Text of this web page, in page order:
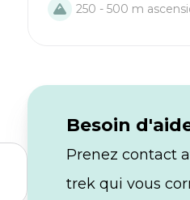
250 - 500 m
Besoin
Prenez contact
trek qui vous